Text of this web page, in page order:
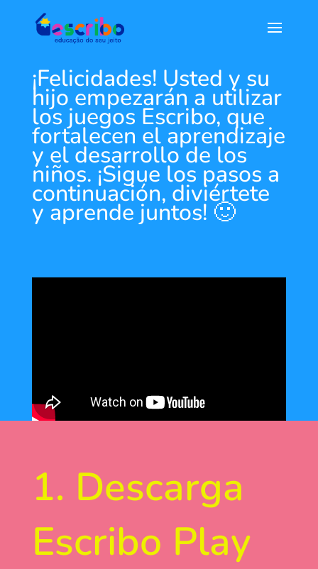
¡Felicidades! Usted y su
hijo empezarán a utilizar
los juegos Escribo, que
fortalecen el aprendizaje
y el desarrollo de los
niños. ¡Sigue los pasos a
continuación, diviértete
y aprende juntos! 🙂
1. Descarga
Escribo Play